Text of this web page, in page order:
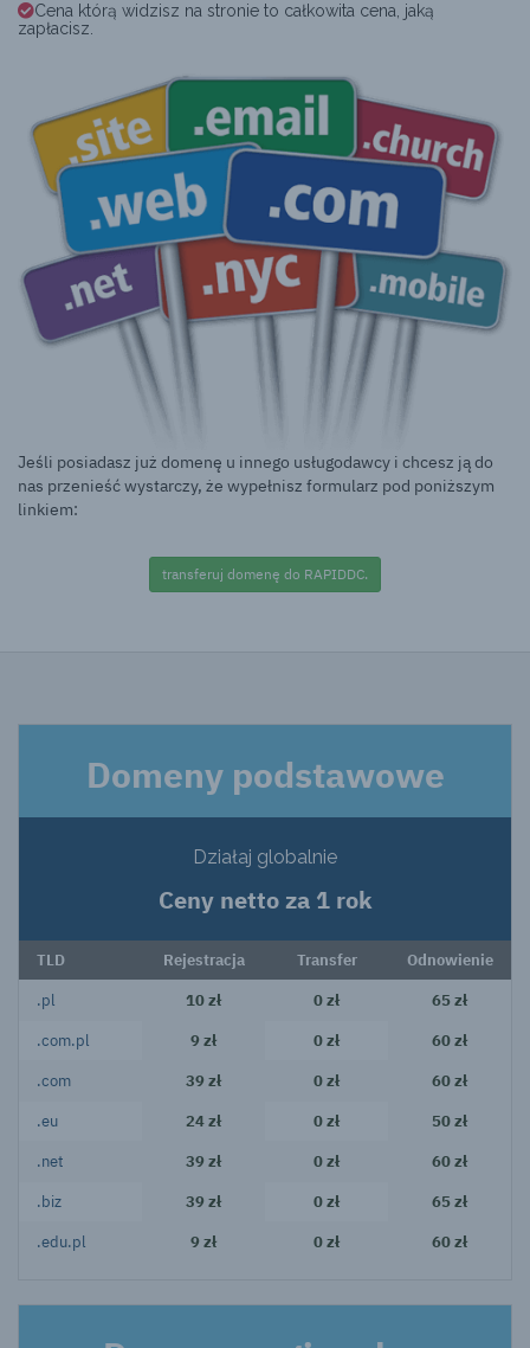
Cena którą widzisz na stronie to całkowita cena, jaką
zapłacisz.
Jeśli posiadasz już domenę u innego usługodawcy i chcesz ją do
nas przenieść wystarczy, że wypełnisz formularz pod poniższym
linkiem:
transferuj domenę do RAPIDDC.
Domeny podstawowe
Działaj globalnie
Ceny netto za 1 rok
TLD Rejestracja Transfer Odnowienie
.pl 10 zł 0 zł 65 zł
.com.pl 9 zł 0 zł 60 zł
.com 39 zł 0 zł 60 zł
.eu 24 zł 0 zł 50 zł
.net 39 zł 0 zł 60 zł
.biz 39 zł 0 zł 65 zł
.edu.pl 9 zł 0 zł 60 zł